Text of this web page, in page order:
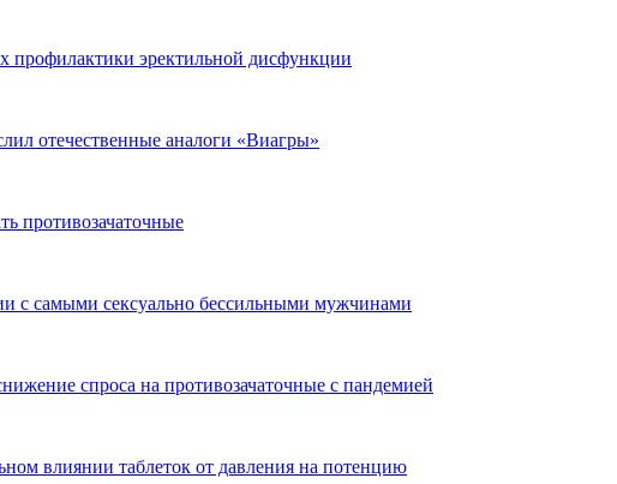
профилактики эректильной дисфункции
отечественные аналоги «Виагры»
противозачаточные
с самыми сексуально бессильными мужчинами
спроса на противозачаточные с пандемией
влиянии таблеток от давления на потенцию